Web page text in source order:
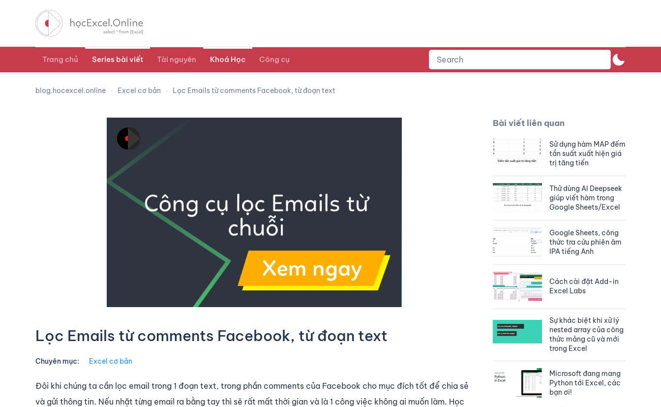
Trang chủ Series bài viết Tài nguyên Khoá Học Công cụ
blog.hocexcel.online Excel cơ bản Lọc Emails từ comments Facebook, từ đoạn text
Lọc Emails từ comments Facebook, từ đoạn text
Chuyên mục: Excel cơ bản
Đôi khi chúng ta cần lọc email trong 1 đoạn text, trong phần comments của Facebook cho mục đích tốt để chia sẻ
và gửi thông tin. Nếu nhặt từng email ra bằng tay thì sẽ rất mất thời gian và là 1 công việc không ai muốn làm. Học
Bài viết liên quan
Sử dụng hàm MAP đếm
tần suất xuất hiện giá
trị tăng tiến
Thử dùng AI Deepseek
giúp viết hàm trong
Google Sheets/Excel
Google Sheets, công
thức tra cứu phiên âm
IPA tiếng Anh
Cách cài đặt Add-in
Excel Labs
Sự khác biệt khi xử lý
nested array của công
thức mảng cũ và mới
trong Excel
Microsoft đang mang
Python tới Excel, các
bạn ơi!